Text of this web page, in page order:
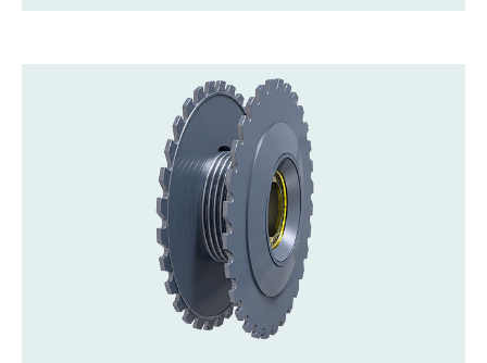
표준 QDY 크레인과 호환되며, 브레이크
디스크와 드럼은 높은 정밀도를 위해 일체
형으로 가공되었습니다.